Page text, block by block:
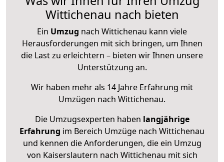
Wittichenau nach bieten
Ein Umzug nach Wittichenau kann viele
Herausforderungen mit sich bringen, um Ihnen
die Last zu erleichtern – bieten wir Ihnen unsere
Unterstützung an.
Wir haben mehr als 14 Jahre Erfahrung mit
Umzügen nach Wittichenau.
Die Umzugsexperten haben langjährige
Erfahrung im Bereich Umzüge nach Wittichenau
und kennen die Anforderungen, die ein Umzug
von Kaiserslautern nach Wittichenau mit sich